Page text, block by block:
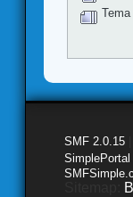
SMF 2.0.15